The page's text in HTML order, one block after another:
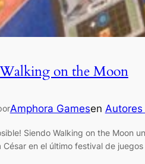
Walking on the Moon
Amphora Gamesen Autores
Siendo Walking on the Moon
en el último festival de